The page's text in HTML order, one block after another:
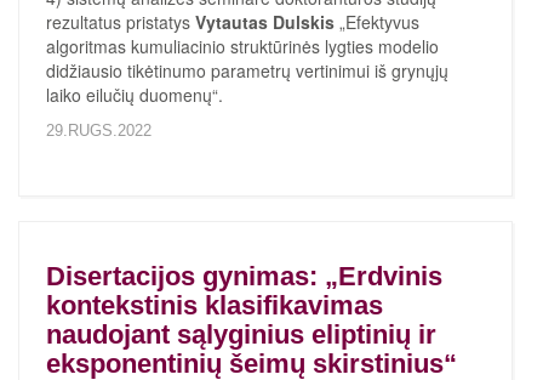
rezultatus pristatys Vytautas Dulskis „Efektyvus
algoritmas kumuliacinio struktūrinės lygties modelio
didžiausio tikėtinumo parametrų vertinimui iš grynųjų
laiko eilučių duomenų“.
29.RUGS.2022
Disertacijos gynimas: „Erdvinis
kontekstinis klasifikavimas
naudojant sąlyginius eliptinių ir
eksponentinių šeimų skirstinius“